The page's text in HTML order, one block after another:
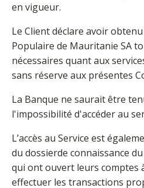
en vigueur.
Le Client déclare avoir
Populaire de Mauritanie SA
nécessaires quant aux
sans réserve aux présentes
La Banque ne saurait être
l'impossibilité d'accéder au
L’accès au Service est
du dossierde connaissance
qui ont ouvert leurs comptes
effectuer les transactions